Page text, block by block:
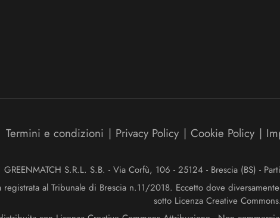
Termini e condizioni | Privacy Policy | Cookie Policy |
GREENMATCH S.R.L. S.B. - Via Corfù, 106 - 25124 - Brescia (BS) -
registrata al Tribunale di Brescia n.11/2018. Eccetto dove
sotto Licenza Creative Commons.